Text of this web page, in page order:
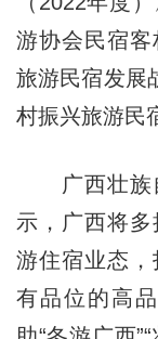
游协会民宿
旅游民宿发展
村振兴旅游民
广西壮族自
示，广西将
游住宿业态，
有品位的高